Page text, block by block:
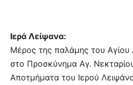
Ιερά Λείψανα:
Μέρος της παλάμης του Αγίου
στο Προσκύνημα Αγ.
Αποτμήματα του Ιερού